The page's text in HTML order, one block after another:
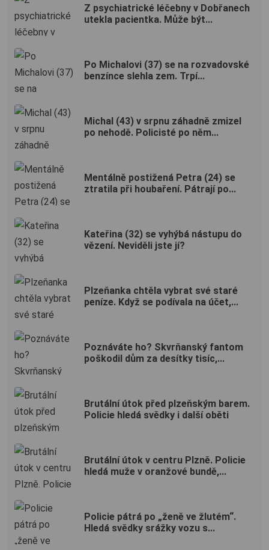
Z psychiatrické léčebny v Dobřanech
utekla pacientka. Může být...
Po Michalovi (37) se na rozvadovské
benzínce slehla zem. Trpí...
Michal (43) v srpnu záhadně zmizel
po nehodě. Policisté po něm...
Mentálně postižená Petra (24) se
ztratila při houbaření. Pátrají po...
Kateřina (32) se vyhýbá nástupu do
vězení. Neviděli jste jí?
Plzeňanka chtěla vybrat své staré
peníze. Když se podívala na účet,...
Poznáváte ho? Skvrňanský fantom
poškodil dům za desítky tisíc,...
Brutální útok před plzeňským barem.
Policie hledá svědky i další oběti
Brutální útok v centru Plzně. Policie
hledá muže v oranžové bundě,...
Policie pátrá po „ženě ve žlutém“.
Hledá svědky srážky vozu s...